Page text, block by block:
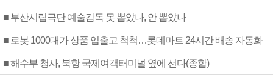
■ 부산시립극단 예술감독 못 뽑았나, 안 뽑았나
■ 로봇 1000대가 상품 입출고 척척…롯데마트 24시간 배송 자동화
■ 해수부 청사, 북항 국제여객터미널 옆에 선다(종합)